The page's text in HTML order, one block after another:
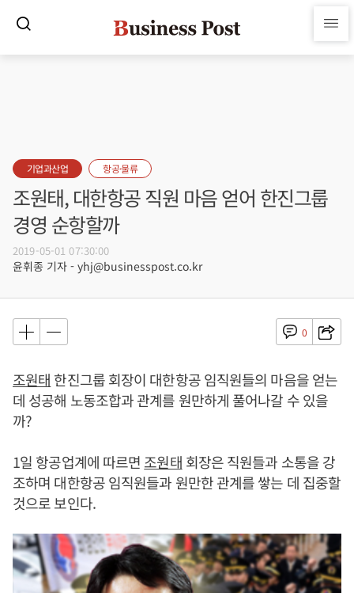
기업과산업 항공·물류
조원태, 대한항공 직원 마음 얻어 한진그룹
경영 순항할까
2019-05-01 07:30:00
윤휘종 기자 - yhj@businesspost.co.kr
0
조원태 한진그룹 회장이 대한항공 임직원들의 마음을 얻는
데 성공해 노동조합과 관계를 원만하게 풀어나갈 수 있을
까?
1일 항공업계에 따르면 조원태 회장은 직원들과 소통을 강
조하며 대한항공 임직원들과 원만한 관계를 쌓는 데 집중할
것으로 보인다.